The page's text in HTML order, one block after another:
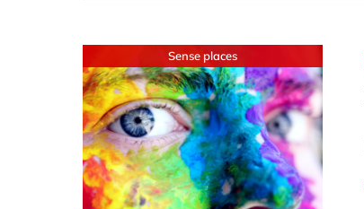
Sense places